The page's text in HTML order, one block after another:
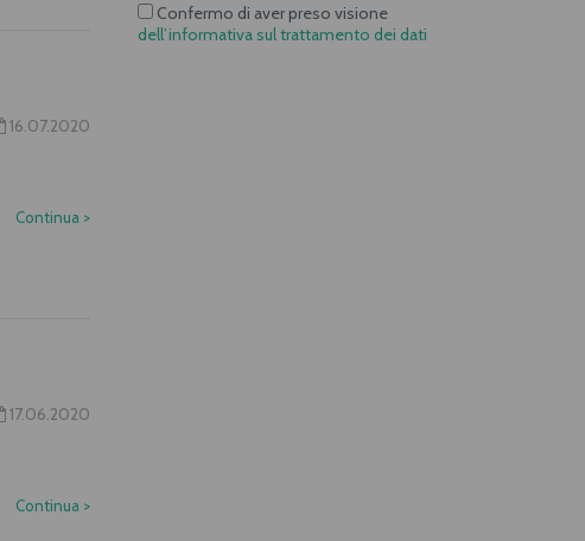
16.07.2020
Continua >
17.06.2020
Continua >
Confermo di aver preso visione
dell’informativa sul trattamento dei dati